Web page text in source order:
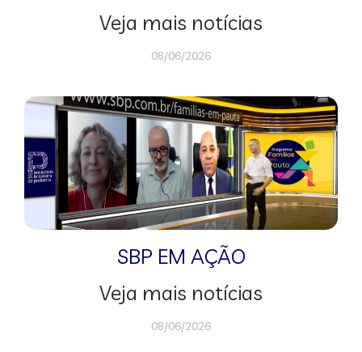
Veja mais notícias
08/06/2026
SBP EM AÇÃO
Veja mais notícias
08/06/2026